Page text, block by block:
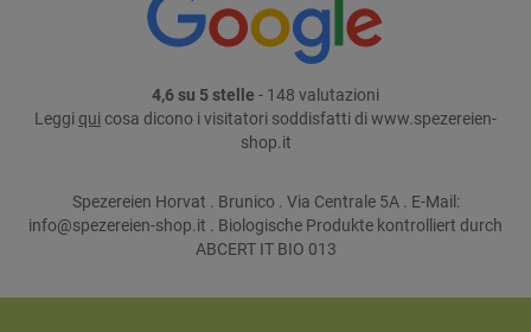
4,6 su 5 stelle - 148 valutazioni
Leggi quicosa dicono i visitatori soddisfatti di www.spezereien-
shop.it
Spezereien Horvat . Brunico . Via Centrale 5A . E-Mail:
info@spezereien-shop.it . Biologische Produkte kontrolliert durch
ABCERT IT BIO 013